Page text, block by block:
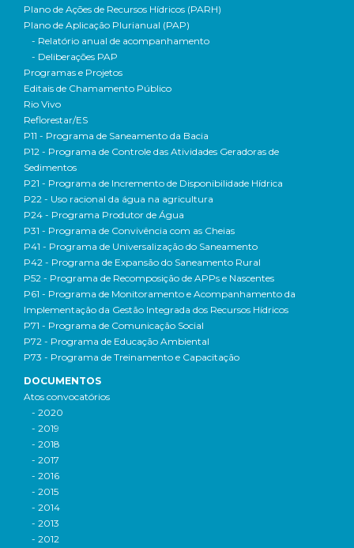
Plano de Ações de Recursos Hídricos (PARH)
Plano de Aplicação Plurianual (PAP)
- Relatório anual de acompanhamento
- Deliberações PAP
Programas e Projetos
Editais de Chamamento Público
Rio Vivo
Reflorestar/ES
P11 - Programa de Saneamento da Bacia
P12 - Programa de Controle das Atividades Geradoras de
Sedimentos
P21 - Programa de Incremento de Disponibilidade Hídrica
P22 - Uso racional da água na agricultura
P24 - Programa Produtor de Água
P31 - Programa de Convivência com as Cheias
P41 - Programa de Universalização do Saneamento
P42 - Programa de Expansão do Saneamento Rural
P52 - Programa de Recomposição de APPs e Nascentes
P61 - Programa de Monitoramento e Acompanhamento da
Implementação da Gestão Integrada dos Recursos Hídricos
P71 - Programa de Comunicação Social
P72 - Programa de Educação Ambiental
P73 - Programa de Treinamento e Capacitação
DOCUMENTOS
Atos convocatórios
- 2020
- 2019
- 2018
- 2017
- 2016
- 2015
- 2014
- 2013
- 2012